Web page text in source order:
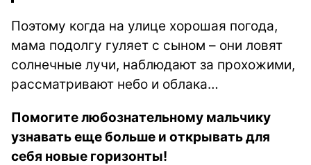
Поэтому когда на улице хорошая погода,
мама подолгу гуляет с сыном – они ловят
солнечные лучи, наблюдают за прохожими,
рассматривают небо и облака…
Помогите любознательному мальчику
узнавать еще больше и открывать для
себя новые горизонты!